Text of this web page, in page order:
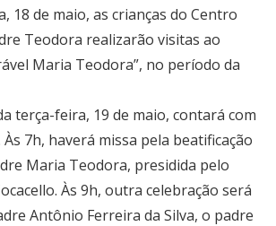
18 de maio, as crianças do Centro
Teodora realizarão visitas ao
Maria Teodora”, no período da
terça-feira, 19 de maio, contará com
7h, haverá missa pela beatificação
Maria Teodora, presidida pelo
Às 9h, outra celebração será
Antônio Ferreira da Silva, o padre